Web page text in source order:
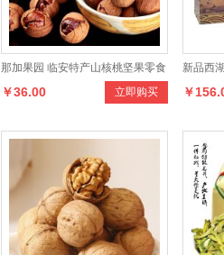
那加果园 临安特产山核桃坚果零食
手剥小核桃食品 立即购买
￥36.00
新品西
百年珍
￥